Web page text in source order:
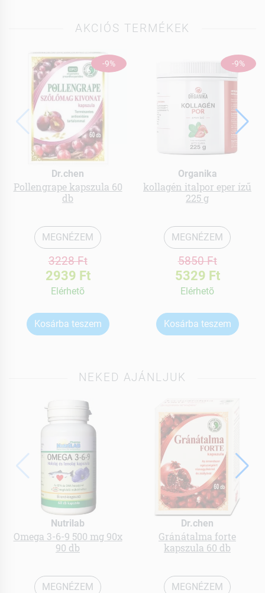
AKCIÓS TERMÉKEK
-9%
Dr.chen
Pollengrape kapszula 60
db
MEGNÉZEM
3228 Ft
2939 Ft
Elérhetõ
Kosárba teszem
-9%
Organika
kollagén italpor eper ízű
225 g
MEGNÉZEM
5850 Ft
5329 Ft
Elérhetõ
Kosárba teszem
NEKED AJÁNLJUK
Nutrilab
Omega 3-6-9 500 mg 90x
90 db
MEGNÉZEM
Dr.chen
Gránátalma forte
kapszula 60 db
MEGNÉZEM